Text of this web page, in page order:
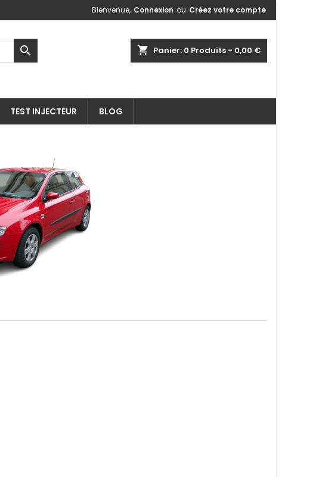
Bienvenue, Connexion ou Créez votre compte
shopping_cart Panier: 0 Produits - 0,00 €

TEST INJECTEUR BLOG